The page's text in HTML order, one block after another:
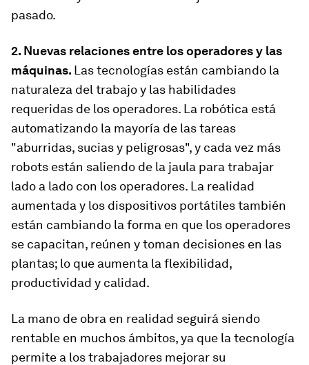
pasado.
2. Nuevas relaciones entre los operadores y las
máquinas. Las tecnologías están cambiando la
naturaleza del trabajo y las habilidades
requeridas de los operadores. La robótica está
automatizando la mayoría de las tareas
"aburridas, sucias y peligrosas", y cada vez más
robots están saliendo de la jaula para trabajar
lado a lado con los operadores. La realidad
aumentada y los dispositivos portátiles también
están cambiando la forma en que los operadores
se capacitan, reúnen y toman decisiones en las
plantas; lo que aumenta la flexibilidad,
productividad y calidad.
La mano de obra en realidad seguirá siendo
rentable en muchos ámbitos, ya que la tecnología
permite a los trabajadores mejorar su